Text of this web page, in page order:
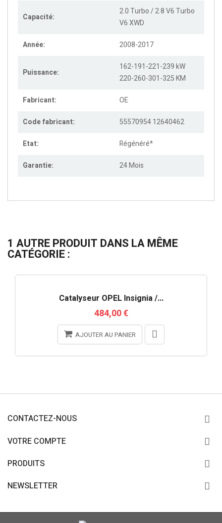
Capacité:
2.0 Turbo / 2.8 V6 Turbo
V6 XWD
Année: 2008-2017
Puissance:
162-191-221-239 kW
220-260-301-325 KM
Fabricant: OE
Code fabricant: 55570954 12640462
Etat: Régénéré*
Garantie: 24 Mois
1 AUTRE PRODUIT DANS LA MÊME
CATÉGORIE :
Catalyseur OPEL Insignia /...
484,00 €
AJOUTER AU PANIER
CONTACTEZ-NOUS
VOTRE COMPTE
PRODUITS
NEWSLETTER